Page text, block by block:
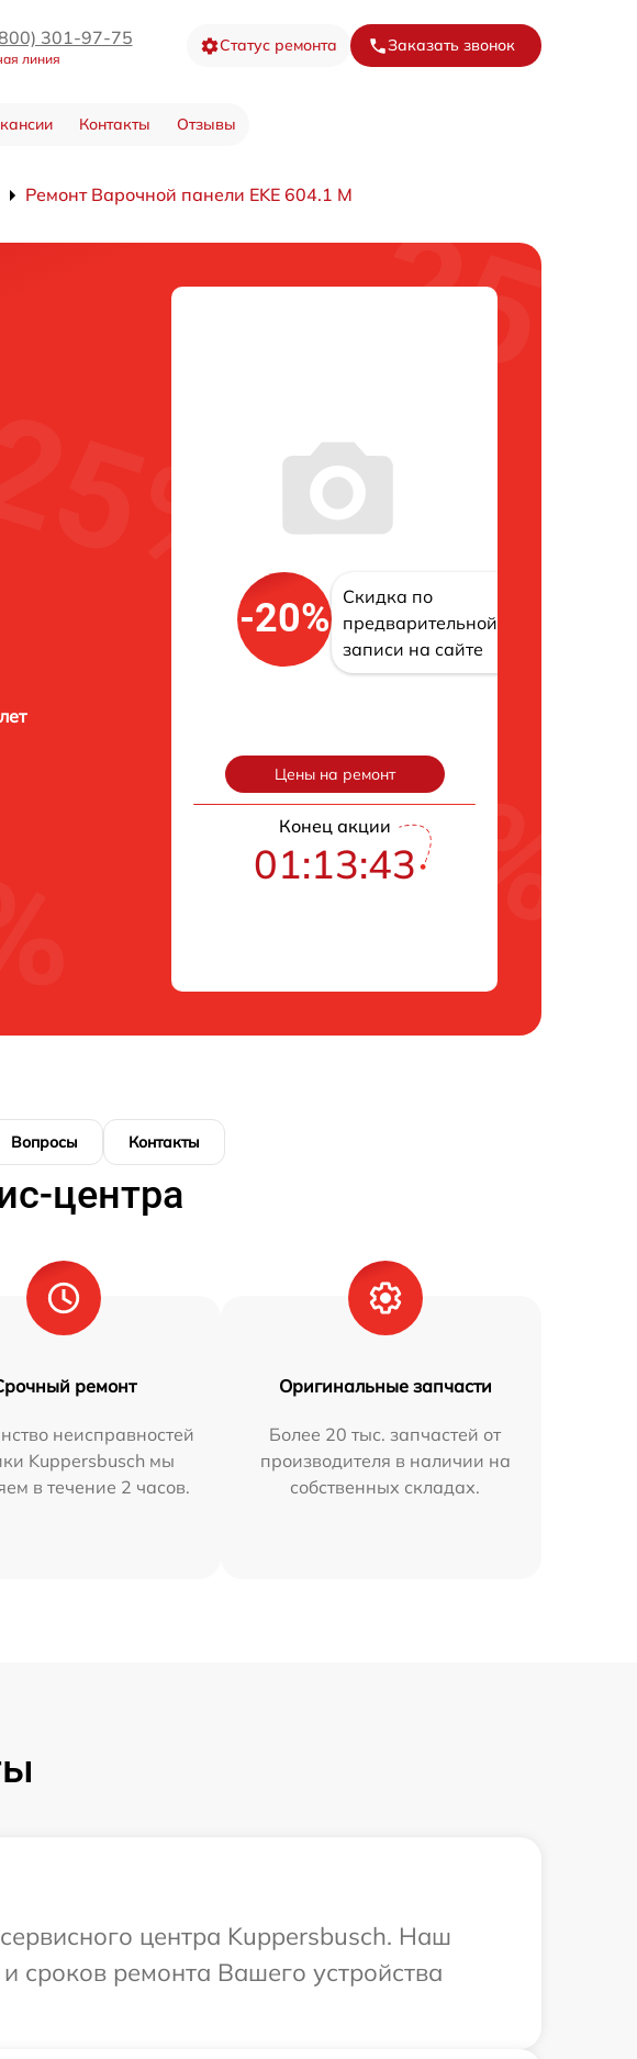
301-97-75
линия
Статус ремонта Заказать звонок
Контакты Отзывы
Ремонт Варочной панели EKE 604.1 M
-20%
Скидка по
предварительной
записи на сайте
Цены на ремонт
Конец акции
01:13:42
Вопросы Контакты
центра
ремонт
неисправностей
Kuppersbusch мы
в течение 2 часов.
Оригинальные запчасти
Более 20 тыс. запчастей от
производителя в наличии на
собственных складах.
центра Kuppersbusch. Наш
сроков ремонта Вашего устройства